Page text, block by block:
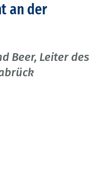
an der
Beer, Leiter des